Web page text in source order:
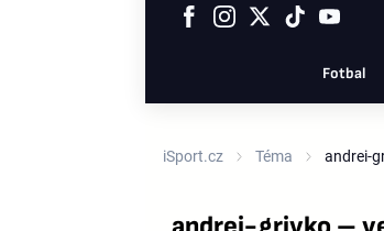
Fotbal
iSport.cz Téma andrei-